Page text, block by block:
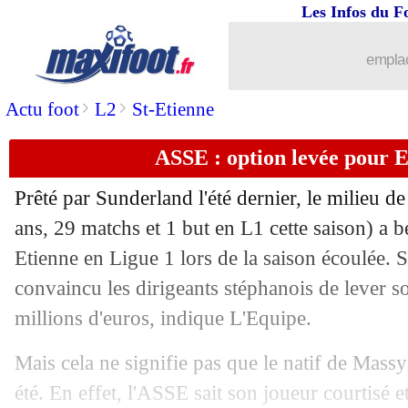
Actu foot> L2 > St-Etienne
Les Infos du
ASSE : option levée pour
Prêté par Sunderland l'été dernier, le milieu
ans, 29 matchs et 1 but en L1 cette saison) a
Etienne en Ligue 1 lors de la saison écoulée.
convaincu les dirigeants stéphanois de lever
millions d'euros, indique L'Equipe.
Mais cela ne signifie pas que le natif de
été. En effet, l'ASSE sait son joueur courtisé
VIDEO : bourde XXL du gardien des
21/06 Angers: Fofana dans le viseur du
21/06 Real: Mbappé bien forfait pour
21/06 Monaco : Fati, ça coince avec le
OM: Ounahi, un prix de vente fuite
21/06 Real: Mastantuono, Gallardo amer...
Barça : Lewandowski promis aux